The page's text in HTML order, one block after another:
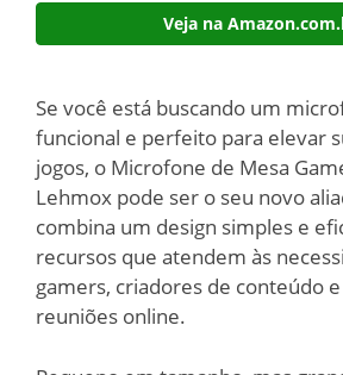
Veja na
Se você está buscando um
funcional e perfeito para elevar
jogos, o Microfone de Mesa
Lehmox pode ser o seu novo
combina um design simples e
recursos que atendem às
gamers, criadores de conteúdo
reuniões online.